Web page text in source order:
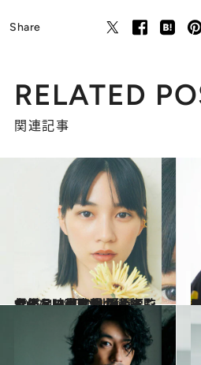
Share
RELATED
関連記事
2022.4.28
女優・映画監督 のんインタビュー 初の劇場長編監督作品で見せた 醒めることのない、表現の衝動
ライフスタイル 「光が見えた